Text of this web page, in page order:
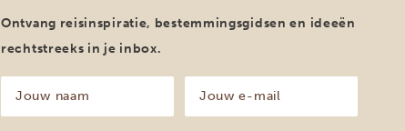
Ontvang reisinspiratie, bestemmingsgidsen en ideeën
rechtstreeks in je inbox.
naam
(Vereist)
mailadres